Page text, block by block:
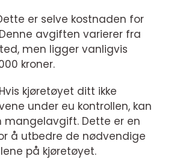
er selve kostnaden for
avgiften varierer fra
men ligger vanligvis
kroner.
kjøretøyet ditt ikke
under eu kontrollen, kan
mangelavgift. Dette er en
å utbedre de nødvendige
på kjøretøyet.